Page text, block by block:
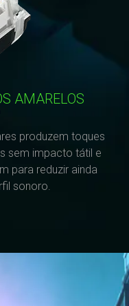
AMARELOS
produzem toques
sem impacto tátil e
para reduzir ainda
sonoro.